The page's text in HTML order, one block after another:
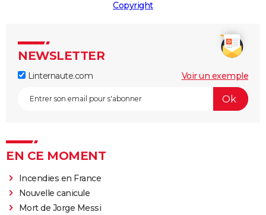
Copyright
NEWSLETTER
Linternaute.com Voir un exemple
EN CE MOMENT
Incendies en France
Nouvelle canicule
Mort de Jorge Messi